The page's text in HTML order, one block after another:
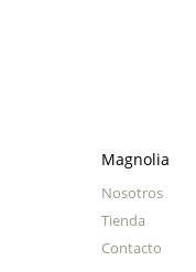
Magnolia
Nosotros
Tienda
Contacto